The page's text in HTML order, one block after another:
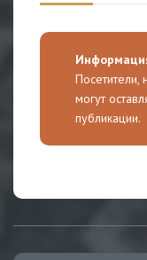
Посетители,
могут
публикации.